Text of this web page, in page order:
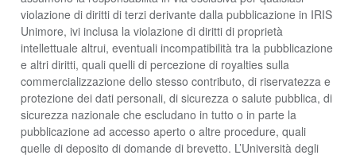
violazione di diritti di terzi derivante dalla pubblicazione in IRIS
Unimore, ivi inclusa la violazione di diritti di proprietà
intellettuale altrui, eventuali incompatibilità tra la pubblicazione
e altri diritti, quali quelli di percezione di royalties sulla
commercializzazione dello stesso contributo, di riservatezza e
protezione dei dati personali, di sicurezza o salute pubblica, di
sicurezza nazionale che escludano in tutto o in parte la
pubblicazione ad accesso aperto o altre procedure, quali
quelle di deposito di domande di brevetto. L’Università degli